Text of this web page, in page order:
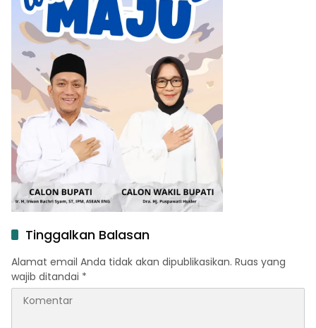
Tinggalkan Balasan
Alamat email Anda tidak akan dipublikasikan. Ruas yang
wajib ditandai *